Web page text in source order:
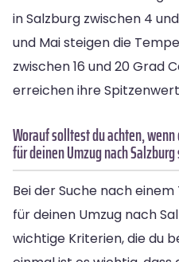
in Salzburg zwischen 4
und Mai steigen die
zwischen 16 und 20 Grad
erreichen ihre
Worauf solltest du achten,
für deinen Umzug nach
Bei der Suche nach
für deinen Umzug nach
wichtige Kriterien, die du